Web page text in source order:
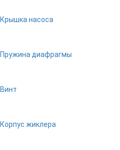
Крышка насоса
Пружина диафрагмы
Винт
Корпус жиклера